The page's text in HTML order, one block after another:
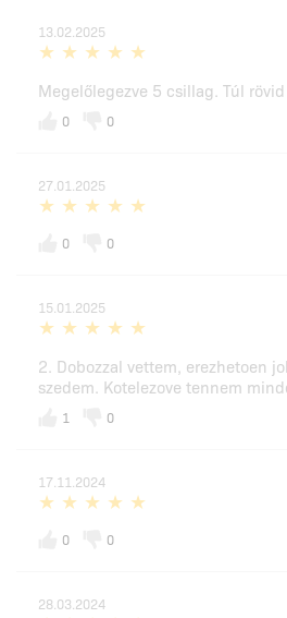
13.02.2025
Megelőlegezve 5 csillag. Túl
0 0
27.01.2025
0
0
15.01.2025
2. Dobozzal vettem, erezhetoen
szedem. Kotelezove tennem
1 0
17.11.2024
0
0
28.03.2024